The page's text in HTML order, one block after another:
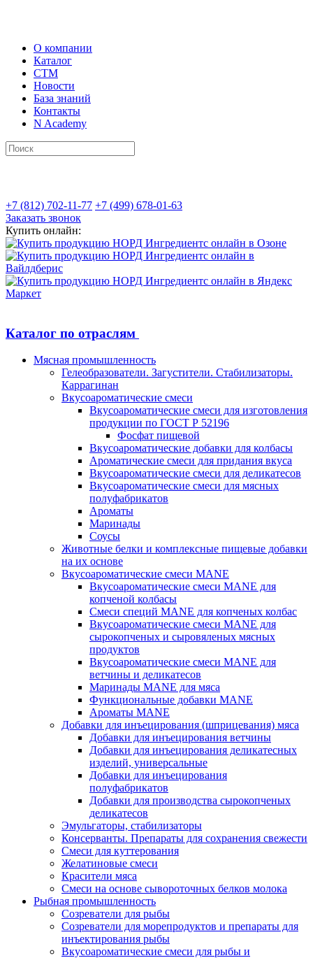
О компании
Каталог
СТМ
Новости
База знаний
Контакты
N Academy
+7 (812) 702-11-77 +7 (499) 678-01-63
Заказать звонок
Купить онлайн:
Каталог по отраслям
Мясная промышленность
Гелеобразователи. Загустители. Стабилизаторы.
Каррагинан
Вкусоароматические смеси
Вкусоароматические смеси для изготовления
продукции по ГОСТ Р 52196
Фосфат пищевой
Вкусоароматические добавки для колбасы
Ароматические смеси для придания вкуса
Вкусоароматические смеси для деликатесов
Вкусоароматические смеси для мясных
полуфабрикатов
Ароматы
Маринады
Соусы
Животные белки и комплексные пищевые добавки
на их основе
Вкусоароматические смеси MANE
Вкусоароматические смеси MANE для
копченой колбасы
Смеси специй MANE для копченых колбас
Вкусоароматические смеси MANE для
сырокопченых и сыровяленых мясных
продуктов
Вкусоароматические смеси MANE для
ветчины и деликатесов
Маринады MANE для мяса
Функциональные добавки MANE
Ароматы MANE
Добавки для инъецирования (шприцевания) мяса
Добавки для инъецирования ветчины
Добавки для инъецирования деликатесных
изделий, универсальные
Добавки для инъецирования
полуфабрикатов
Добавки для производства сырокопченых
деликатесов
Эмульгаторы, стабилизаторы
Консерванты. Препараты для сохранения свежести
Смеси для куттерования
Желатиновые смеси
Красители мяса
Смеси на основе сывороточных белков молока
Рыбная промышленность
Созреватели для рыбы
Созреватели для морепродуктов и препараты для
инъектирования рыбы
Вкусоароматические смеси для рыбы и